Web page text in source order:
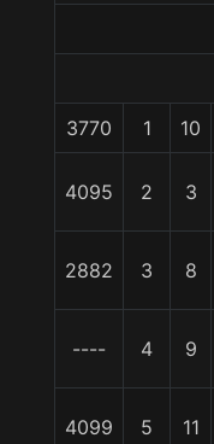
3770 1 10
4095 2 3
2882 3 8
---- 4 9
4099 5 11